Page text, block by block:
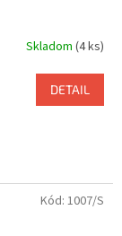
Skladom (4 ks)
DETAIL
Kód: 1007/S